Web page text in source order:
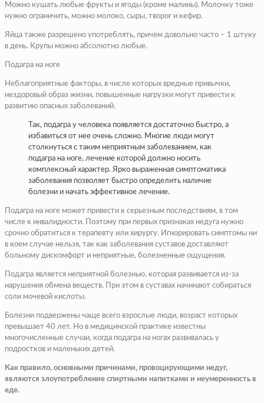
Можно кушать любые фрукты и ягоды (кроме малины). Молочку тоже
нужно ограничить, можно молоко, сыры, творог и кефир.
Яйца также разрешено употреблять, причем довольно часто – 1 штуку
в день. Крупы можно абсолютно любые.
Подагра на ноге
Неблагоприятные факторы, в числе которых вредные привычки,
нездоровый образ жизни, повышенные нагрузки могут привести к
развитию опасных заболеваний.
Так, подагра у человека появляется достаточно быстро, а
избавиться от нее очень сложно. Многие люди могут
столкнуться с таким неприятным заболеванием, как
подагра на ноге, лечение которой должно носить
комплексный характер. Ярко выраженная симптоматика
заболевания позволяет быстро определить наличие
болезни и начать эффективное лечение.
Подагра на ноге может привести к серьезным последствиям, в том
числе к инвалидности. Поэтому при первых признаках недуга нужно
срочно обратиться к терапевту или хирургу. Игнорировать симптомы ни
в коем случае нельзя, так как заболевания суставов доставляют
больному дискомфорт и неприятные, болезненные ощущения.
Подагра является неприятной болезнью, которая развивается из-за
нарушения обмена веществ. При этом в суставах начинают собираться
соли мочевой кислоты.
Болезни подвержены чаще всего взрослые люди, возраст которых
превышает 40 лет. Но в медицинской практике известны
многочисленные случаи, когда подагра на ногах развивалась у
подростков и маленьких детей.
Как правило, основными причинами, провоцирующими недуг,
являются злоупотребление спиртными напитками и неумеренность в
еде.